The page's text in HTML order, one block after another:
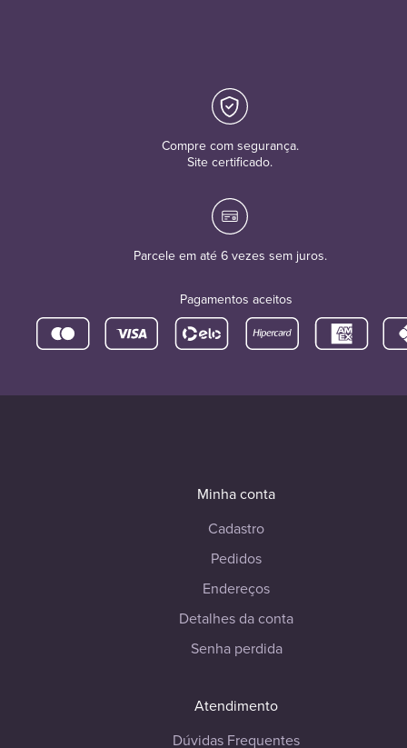
Compre com segurança.
Site certificado.
Parcele em até 6 vezes sem juros.
Pagamentos aceitos
Minha conta
Cadastro
Pedidos
Endereços
Detalhes da conta
Senha perdida
Atendimento
Dúvidas Frequentes